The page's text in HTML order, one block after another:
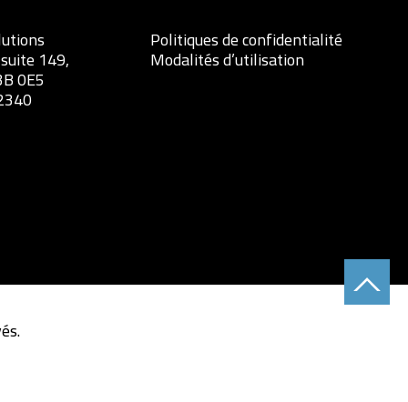
149,
0E5
Politiques de confidentialité
Modalités d’utilisation